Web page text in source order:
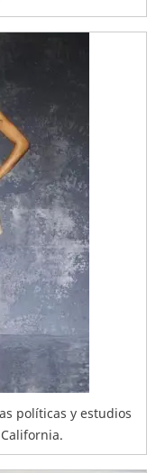
políticas y estudios